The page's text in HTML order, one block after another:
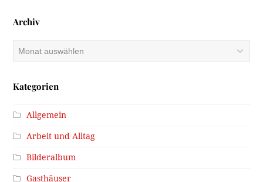
Archiv
Archiv
Kategorien
Allgemein
Arbeit und Alltag
Bilderalbum
Gasthäuser